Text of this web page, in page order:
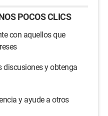
POCOS CLICS
con aquellos que
discusiones y obtenga
y ayude a otros